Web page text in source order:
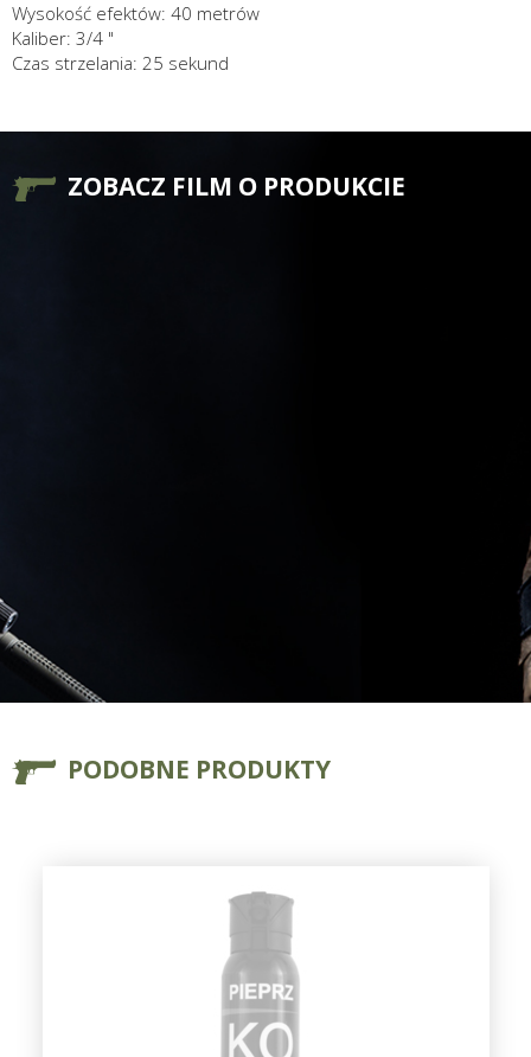
Wysokość efektów: 40 metrów
Kaliber: 3/4 "
Czas strzelania: 25 sekund
ZOBACZ FILM O PRODUKCIE
PODOBNE PRODUKTY